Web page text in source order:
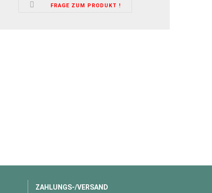
FRAGE ZUM PRODUKT !
ZAHLUNGS-/VERSAND